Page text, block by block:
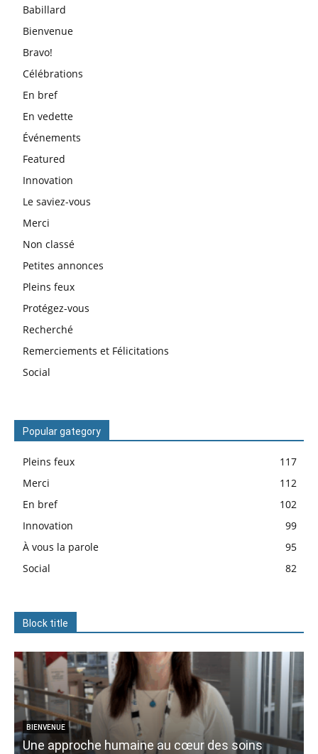
Babillard
Bienvenue
Bravo!
Célébrations
En bref
En vedette
Événements
Featured
Innovation
Le saviez-vous
Merci
Non classé
Petites annonces
Pleins feux
Protégez-vous
Recherché
Remerciements et Félicitations
Social
Popular gategory
Pleins feux
117
Merci
112
En bref
102
Innovation
99
À vous la parole
95
Social
82
Block title
BIENVENUE
Une approche humaine au cœur des soins